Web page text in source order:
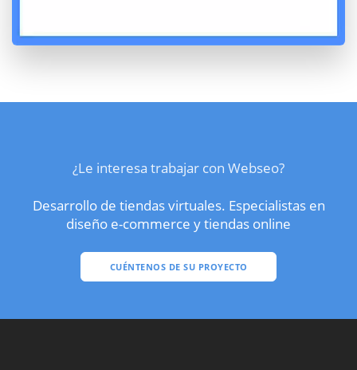
¿Le interesa trabajar con Webseo?
Desarrollo de tiendas virtuales. Especialistas en
diseño e-commerce y tiendas online
CUÉNTENOS DE SU PROYECTO